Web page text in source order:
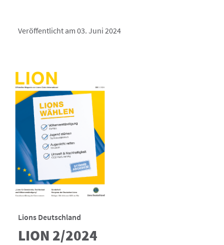
Veröffentlicht am 03. Juni 2024
Lions Deutschland
LION 2/2024